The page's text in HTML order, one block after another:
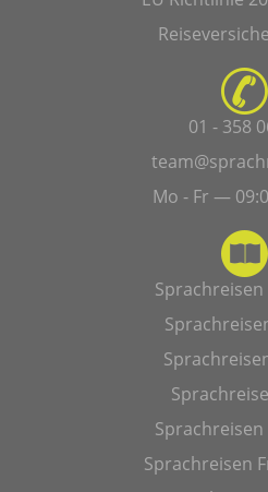
01 - 358
Mo - Fr —
Sprachreisen
Sprachreisen
Sprachreisen